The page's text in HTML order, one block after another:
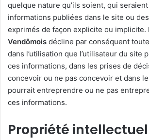
quelque nature qu’ils soient, qui
informations publiées dans le site ou
exprimés de façon explicite ou implicite.
Vendômois décline par conséquent
dans l’utilisation que l’utilisateur du site
ces informations, dans les prises de
concevoir ou ne pas concevoir et dans
pourrait entreprendre ou ne pas
ces informations.
Propriété